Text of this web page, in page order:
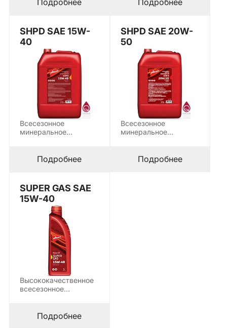
SHPD SAE 15W-
40
Всесезонное
минеральное
предназначено для
использования…
Подробнее
SHPD SAE 20W-
50
Всесезонное
минеральное
предназначено для
использования…
Подробнее
SUPER GAS SAE
15W-40
Высококачественное
всесезонное
смазывания
двигателей легковых
Подробнее